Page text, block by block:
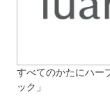
すべてのかたにハー
ック」